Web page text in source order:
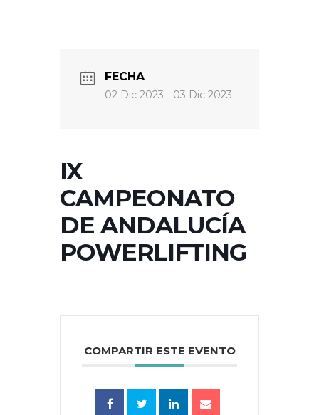
FECHA
02 Dic 2023 - 03 Dic 2023
IX
CAMPEONATO
DE ANDALUCÍA
POWERLIFTING
COMPARTIR ESTE EVENTO